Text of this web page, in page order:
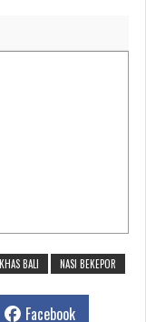
BALI NASI BEKEPOR
Facebook